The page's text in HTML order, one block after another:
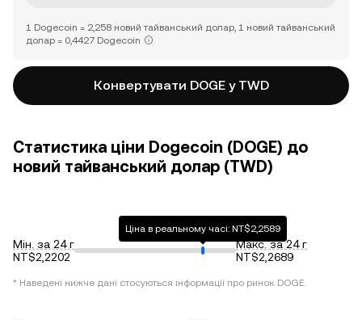
1 Dogecoin = 2,258 новий тайванський долар, 1 новий тайванський
долар = 0,4427 Dogecoin
Конвертувати DOGE у TWD
Статистика ціни Dogecoin (DOGE) до
новий тайванський долар (TWD)
Мін. за 24 г
NT$2,2202
Ціна в реальному часі: NT$2,2589
Макс. за 24 г
NT$2,2689
* Наведені нижче дані стосуються інформації про ринок DOGE.